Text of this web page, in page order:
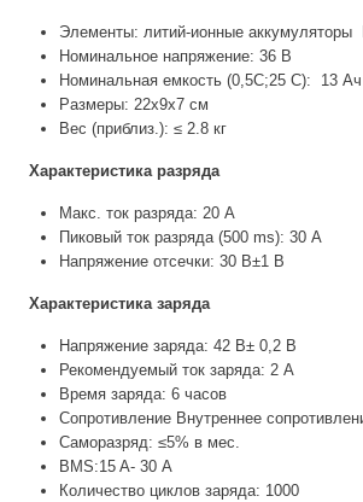
Элементы: литий-ионные аккумуляторы
Номинальное напряжение: 36 В
Номинальная емкость (0,5С;25 С): 13 Ач
Размеры: 22х9х7 см
Вес (приблиз.): ≤ 2.8 кг
Характеристика разряда
Макс. ток разряда: 20 A
Пиковый ток разряда (500 ms): 30 A
Напряжение отсечки: 30 В±1 В
Характеристика заряда
Напряжение заряда: 42 В± 0,2 В
Рекомендуемый ток заряда: 2 А
Время заряда: 6 часов
Сопротивление Внутреннее
Саморазряд: ≤5% в мес.
BMS:15 A- 30 А
Количество циклов заряда: 1000